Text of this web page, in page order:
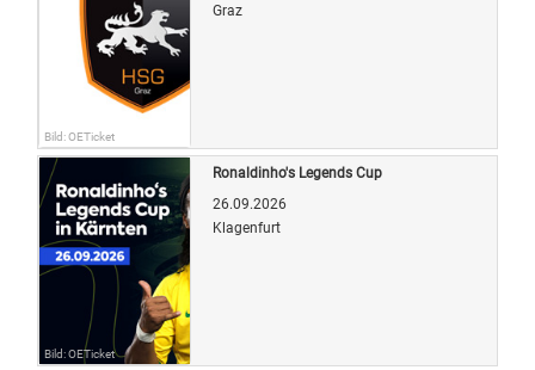
Bild: OETicket
Graz
Bild: OETicket
Ronaldinho's Legends Cup
26.09.2026
Klagenfurt